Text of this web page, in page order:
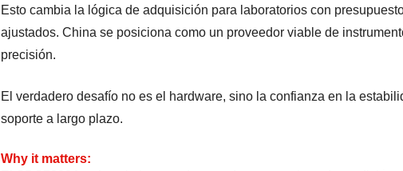
Esto cambia la lógica de adquisición para laboratorios con
ajustados. China se posiciona como un proveedor viable de
precisión.
El verdadero desafío no es el hardware, sino la confianza en la
soporte a largo plazo.
Why it matters: